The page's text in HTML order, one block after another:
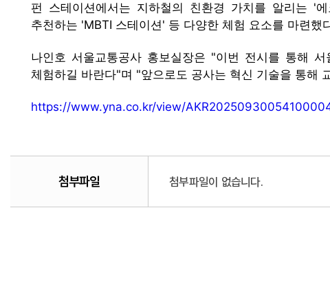
펀 스테이션에서는 지하철의 친환경 가치를 알리는 '
추천하는 'MBTI 스테이션' 등 다양한 체험 요소를 마련했
나인호 서울교통공사 홍보실장은 "이번 전시를 통해
체험하길 바란다"며 "앞으로도 공사는 혁신 기술을 통해
https://www.yna.co.kr/view/
첨부파일 첨부파일이 없습니다.